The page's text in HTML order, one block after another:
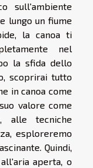
sull'ambiente
lungo un fiume
la canoa ti
nel
la sfida dello
scoprirai tutto
in canoa come
valore come
alle tecniche
esploreremo
Quindi,
aperta, o